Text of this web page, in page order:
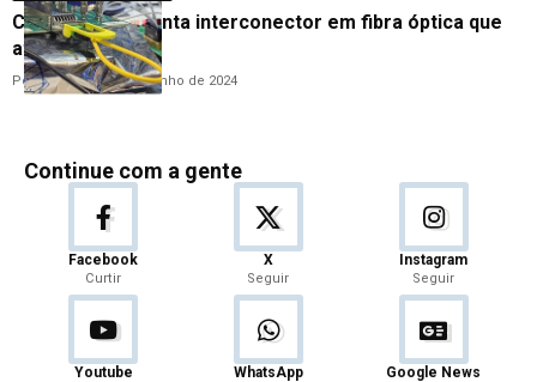
Cadence apresenta interconector em fibra óptica que
atinge 128 GT/s
PorCleane Lima19 de junho de 2024
Continue com a gente
Facebook
Curtir
X
Seguir
Instagram
Seguir
Youtube WhatsApp Google News